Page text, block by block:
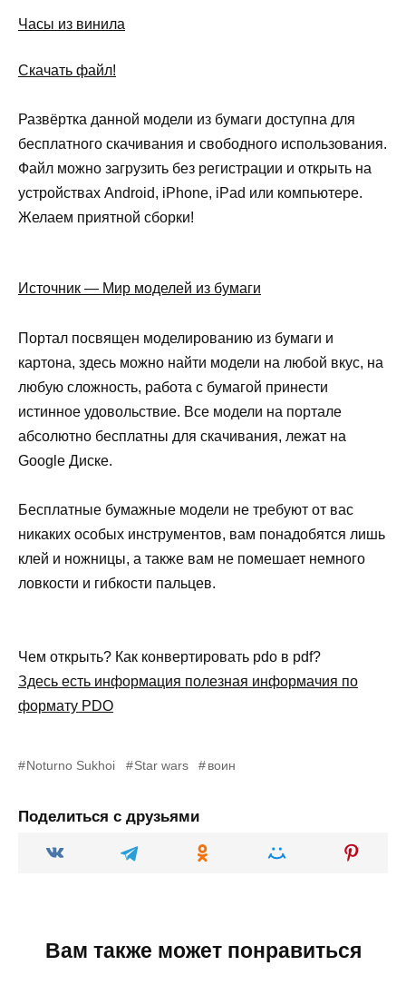
Часы из винила
Скачать файл!
Развёртка данной модели из бумаги доступна для
бесплатного скачивания и свободного использования.
Файл можно загрузить без регистрации и открыть на
устройствах Android, iPhone, iPad или компьютере.
Желаем приятной сборки!
Источник — Мир моделей из бумаги
Портал посвящен моделированию из бумаги и
картона, здесь можно найти модели на любой вкус, на
любую сложность, работа с бумагой принести
истинное удовольствие. Все модели на портале
абсолютно бесплатны для скачивания, лежат на
Google Диске.
Бесплатные бумажные модели не требуют от вас
никаких особых инструментов, вам понадобятся лишь
клей и ножницы, а также вам не помешает немного
ловкости и гибкости пальцев.
Чем открыть? Как конвертировать pdo в pdf?
Здесь есть информация полезная информачия по
формату PDO
Noturno Sukhoi Star wars воин
Поделиться с друзьями
Вам также может понравиться